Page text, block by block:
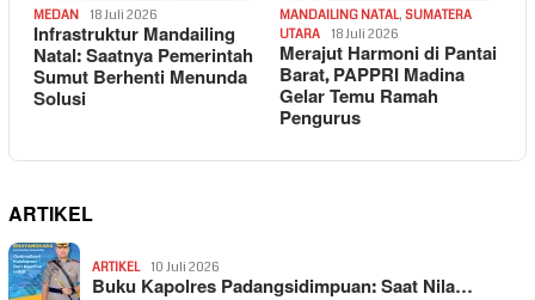
MEDAN 18 Juli 2026
Infrastruktur Mandailing
Natal: Saatnya Pemerintah
Sumut Berhenti Menunda
Solusi
MANDAILING NATAL, SUMATERA
UTARA
18 Juli 2026
Merajut Harmoni di Pantai
Barat, PAPPRI Madina
Gelar Temu Ramah
Pengurus
ARTIKEL
ARTIKEL 10 Juli 2026
Buku Kapolres Padangsidimpuan: Saat Nila…